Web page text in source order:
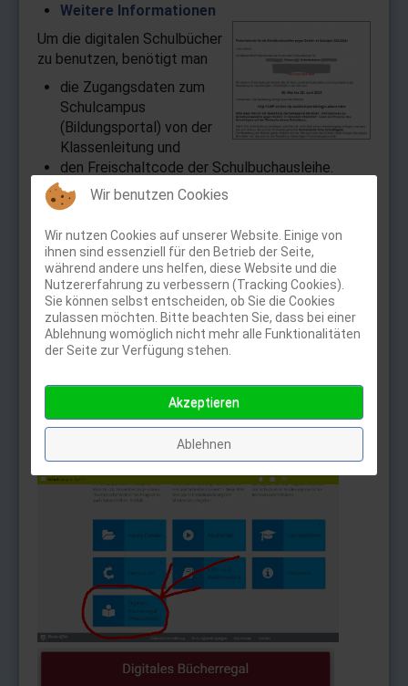
Weitere Informationen
Um die digitalen Schulbücher
zu benutzen, benötigt man
die Zugangsdaten zum
Schulcampus
(Bildungsportal) von der
Klassenleitung und
den Freischaltcode der Schulbuchausleihe.
Dann zuerst über den
Link
https://www.schulcampus-rlp.de
anmelden.
Danach auf "Digitales Bücherregal" klicken und zur
Anmeldung das Geburtsdatum und den
Freischaltcode der Schulbuchausleihe eingeben:
Wir benutzen Cookies
Wir nutzen Cookies auf unserer Website. Einige von
ihnen sind essenziell für den Betrieb der Seite,
während andere uns helfen, diese Website und die
Nutzererfahrung zu verbessern (Tracking Cookies).
Sie können selbst entscheiden, ob Sie die Cookies
zulassen möchten. Bitte beachten Sie, dass bei einer
Ablehnung womöglich nicht mehr alle Funktionalitäten
der Seite zur Verfügung stehen.
Akzeptieren
Ablehnen